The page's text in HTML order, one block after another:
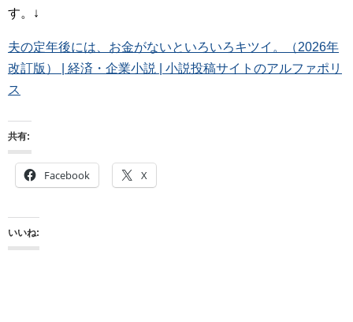
す。↓
夫の定年後には、お金がないといろいろキツイ。（2026年
改訂版） | 経済・企業小説 | 小説投稿サイトのアルファポリ
ス
共有:
Facebook X
いいね: